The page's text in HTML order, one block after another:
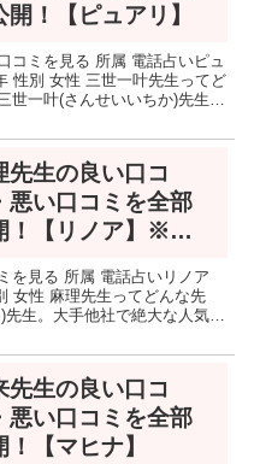
開！【ピュアリ】
コミを見る 所属 電話占いピュ
性別 女性 三世一叶先生ってど
世一叶(さんせいいちか)先生。
先生の良い口コ
悪い口コミを全部
！【リノア】※退
を見る 所属 電話占いリノア
女性 麻理先生ってどんな先
生。大手他社で絶大な人気を
先生の良い口コ
悪い口コミを全部
！【マヒナ】